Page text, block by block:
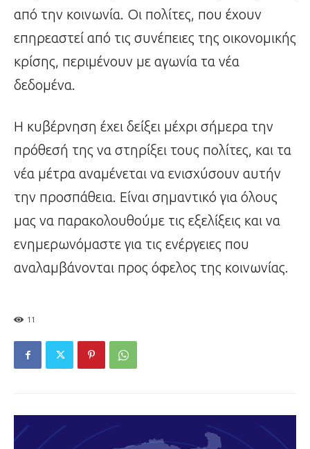
από την κοινωνία. Οι πολίτες, που έχουν
επηρεαστεί από τις συνέπειες της οικονομικής
κρίσης, περιμένουν με αγωνία τα νέα
δεδομένα.
Η κυβέρνηση έχει δείξει μέχρι σήμερα την
πρόθεσή της να στηρίξει τους πολίτες, και τα
νέα μέτρα αναμένεται να ενισχύσουν αυτήν
την προσπάθεια. Είναι σημαντικό για όλους
μας να παρακολουθούμε τις εξελίξεις και να
ενημερωνόμαστε για τις ενέργειες που
αναλαμβάνονται προς όφελος της κοινωνίας.
11